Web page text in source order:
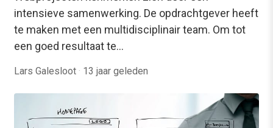
intensieve samenwerking. De opdrachtgever heeft
te maken met een multidisciplinair team. Om tot
een goed resultaat te…
Lars Galesloot · 13 jaar geleden